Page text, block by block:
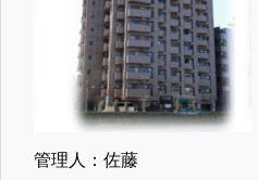
管理人：佐藤